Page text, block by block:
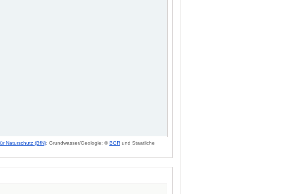
Naturschutz (BfN); Grundwasser/Geologie: ©BGR und Staatliche